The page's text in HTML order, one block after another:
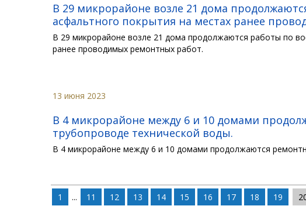
В 29 микрорайоне возле 21 дома
асфальтного покрытия на местах ранее
В 29 микрорайоне возле 21 дома продолжаются работы по
ранее проводимых ремонтных работ.
13 июня 2023
В 4 микрорайоне между 6 и 10 домами
трубопроводе технической воды.
В 4 микрорайоне между 6 и 10 домами продолжаются
1 ... 11 12 13 14 15 16 17 18 19